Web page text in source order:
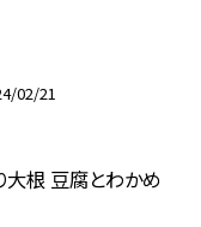
02/21
大根 豆腐とわかめ